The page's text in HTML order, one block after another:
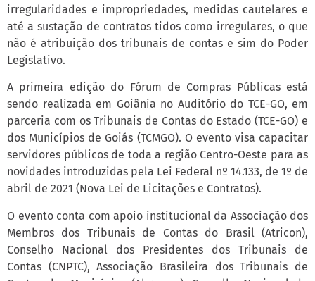
irregularidades e impropriedades, medidas cautelares e
até a sustação de contratos tidos como irregulares, o que
não é atribuição dos tribunais de contas e sim do Poder
Legislativo.
A primeira edição do Fórum de Compras Públicas está
sendo realizada em Goiânia no Auditório do TCE-GO, em
parceria com os Tribunais de Contas do Estado (TCE-GO) e
dos Municípios de Goiás (TCMGO). O evento visa capacitar
servidores públicos de toda a região Centro-Oeste para as
novidades introduzidas pela Lei Federal nº 14.133, de 1º de
abril de 2021 (Nova Lei de Licitações e Contratos).
O evento conta com apoio institucional da Associação dos
Membros dos Tribunais de Contas do Brasil (Atricon),
Conselho Nacional dos Presidentes dos Tribunais de
Contas (CNPTC), Associação Brasileira dos Tribunais de